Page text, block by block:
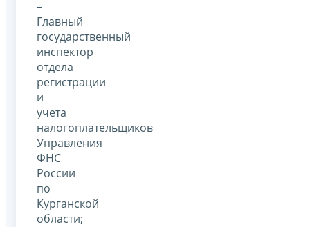
–
Главный
государственный
инспектор
отдела
регистрации
и
учета
налогоплательщиков
Управления
ФНС
России
по
Курганской
области;